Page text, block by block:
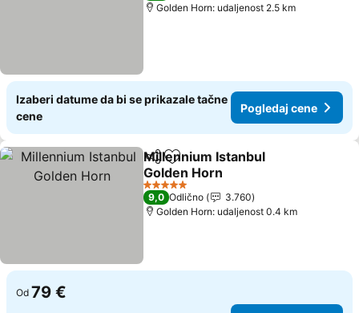
Golden Horn: udaljenost 2.5 km
Izaberi datume da bi se prikazale tačne
cene
Pogledaj cene
Deli Dodati u favorite
Millennium Istanbul
Golden Horn
Pogledaj cene
5 Zvezdice
9,0 Odlično
3.760
Golden Horn: udaljenost 0.4 km
Od 79 €